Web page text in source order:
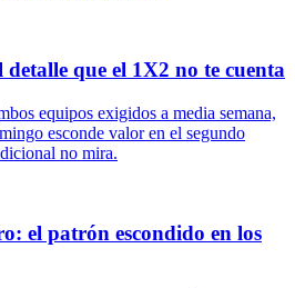
que el 1X2 no te cuenta
equipos exigidos a media semana,
esconde valor en el segundo
no mira.
el patrón escondido en los